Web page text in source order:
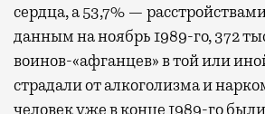
сердца, а 53,7% —
данным на ноябрь 1989-го, 372
воинов-«афганцев» в той или
страдали от алкоголизма и
человек уже в конце 1989-го